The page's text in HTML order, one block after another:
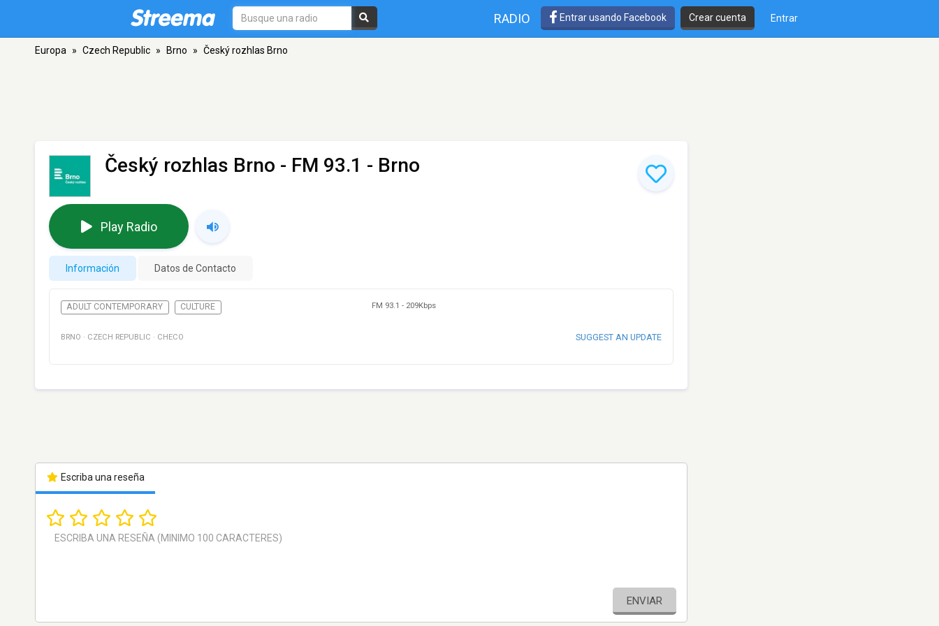
RADIO Entrar usando Facebook Crear cuenta Entrar
Europa » Czech Republic » Brno » Český rozhlas Brno
Český rozhlas Brno - FM 93.1 - Brno
Play Radio
Información Datos de Contacto
ADULT CONTEMPORARY CULTURE FM 93.1 - 209Kbps
BRNO · CZECH REPUBLIC · CHECO SUGGEST AN UPDATE
Escriba una reseña
ENVIAR